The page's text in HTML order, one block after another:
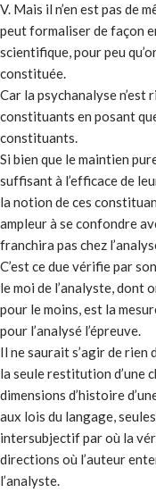
V. Mais il n’en est pas de
peut formaliser de façon
scientifique, pour peu
constituée.
Car la psychanalyse n’est
constituants en posant
constituants.
Si bien que le maintien
suffisant à l’efficace de
la notion de ces
ampleur à se confondre
franchira pas chez
C’est ce due vérifie par
le moi de l’analyste, dont
pour le moins, est la
pour l’analysé l’épreuve.
Il ne saurait s’agir de rien
la seule restitution d’une
dimensions d’histoire
aux lois du langage,
intersubjectif par où la
directions où l’auteur
l’analyste.